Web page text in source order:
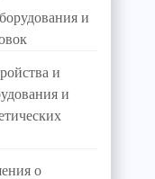
и
и
и
о